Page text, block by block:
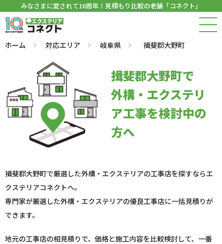
みなさまに愛されて10周年！見積もり比較の老舗「コネクト」
ホーム 対応エリア 岐阜県 揖斐郡大野町
揖斐郡大野町で
外構・エクステリ
ア工事を検討中の
方へ
揖斐郡大野町で厳選した外構・エクステリアの工事店を探すならエ
クステリアコネクトへ。
専門家が厳選した外構・エクステリアの優良工事店に一括見積りが
できます。
地元の工事店の相見積りで、価格と施工内容を比較検討して、一番